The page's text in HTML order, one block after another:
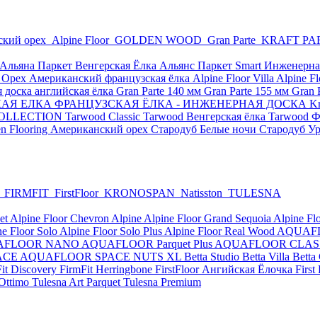
орех Alpine Floor GOLDEN WOOD Gran Parte KRAFT
Альяна Паркет Венгерская Ёлка Альянс Паркет Smart
Американский французская ёлка Alpine Floor Villa Alpine
английская ёлка Gran Parte 140 мм Gran Parte 155 мм Gran
ЕЛКА ФРАНЦУЗСКАЯ ЁЛКА - ИНЖЕНЕРНАЯ ДОСКА
Tarwood Classic Tarwood Венгерская ёлка Tarwood
Flooring Американский орех Стародуб Белые ночи Стародуб
FIRMFIT FirstFloor KRONOSPAN Natisston TULESNA
Alpine Floor Chevron Alpine Alpine Floor Grand Sequoia Alpine
Floor Solo Alpine Floor Solo Plus Alpine Floor Real Wood
NANO AQUAFLOOR Parquet Plus AQUAFLOOR
AQUAFLOOR SPACE NUTS XL Betta Studio Betta Villa Betta
Discovery FirmFit Herringbone FirstFloor Ангийская Ёлочка First
Tulesna Art Parquet Tulesna Premium